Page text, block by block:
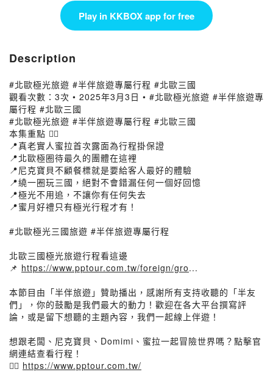
Play in KKBOX app for free
Description
#北歐極光旅遊 #半伴旅遊專屬行程 #北歐三國
觀看次數：3次 • 2025年3月3日 • #北歐極光旅遊 #半伴旅遊專
屬行程 #北歐三國
#北歐極光旅遊 #半伴旅遊專屬行程 #北歐三國
本集重點 👉🏻
📍真老實人蜜拉首次露面為行程掛保證
📍北歐極圈待最久的團體在這裡
📍尼克寶貝不顧餐標就是要給客人最好的體驗
📍繞一圈玩三國，絕對不會錯漏任何一個好回憶
📍極光不用追，不讓你有任何失去
📍蜜月好禮只有極光行程才有！
#北歐極光三國旅遊 #半伴旅遊專屬行程
北歐三國極光旅遊行程看這邊
📌 https://www.pptour.com.tw/foreign/gro...
本節目由「半伴旅遊」贊助播出，感謝所有支持收聽的「半友
們」，你的鼓勵是我們最大的動力！歡迎在各大平台撰寫評
論，或是留下想聽的主題內容，我們一起線上伴遊！
想跟老闆、尼克寶貝、Domimi、蜜拉一起冒險世界嗎？點擊官
網連結查看行程！
👉🏻 https://www.pptour.com.tw/